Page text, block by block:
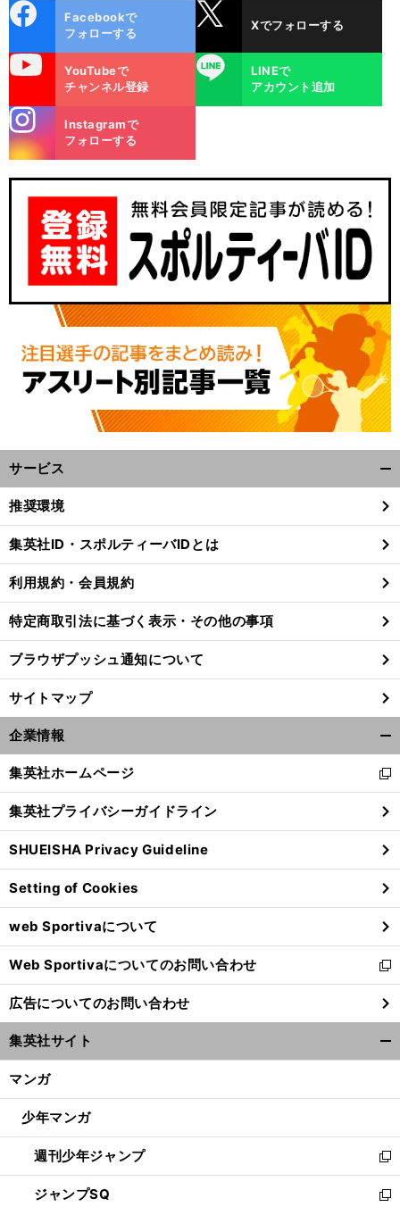
、
・
へ
ok
Facebookで
フォローする
Xでフォローする
YouTubeで
チャンネル登録
LINE
LINEで
アカウント追加
m
Instagramで
フォローする
サービス
閉
る
推奨環境
集英社ID・スポルティーバIDとは
利用規約・会員規約
特定商取引法に基づく表示・その他の事項
ブラウザプッシュ通知について
サイトマップ
企業情報
閉
る
集英社ホームページ
新
し
い
ウ
ィ
ン
ド
ウ
で
開
く
集英社プライバシーガイドライン
SHUEISHA Privacy Guideline
Setting of Cookies
web Sportivaについて
Web Sportivaについてのお問い合わせ
新
し
い
ウ
ィ
ン
ウ
開
く
広告についてのお問い合わせ
集英社サイト
マンガ
少年マンガ
週刊少年ジャンプ
新
し
い
ジャンプSQ
新